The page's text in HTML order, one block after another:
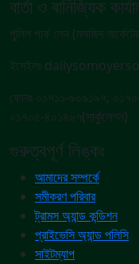
বার্তা ও বানিজ্যিক
পুলিশ পার্ক লেন (মসজিদ
ইমেইলঃ
ফোনঃ ০১৭১১-৯০৯১৯৭,
০১৭০৫-৪০১৪৬৭(সার্কুলেশন)
গুরুত্বপূর্ণ লিঙ্কঃ
আমাদের সম্পর্কে
সমীকরণ পরিবার
ট্রামস অ্যান্ড কন্ডিশন
প্রাইভেসি অ্যান্ড পলিসি
সাইটম্যাপ